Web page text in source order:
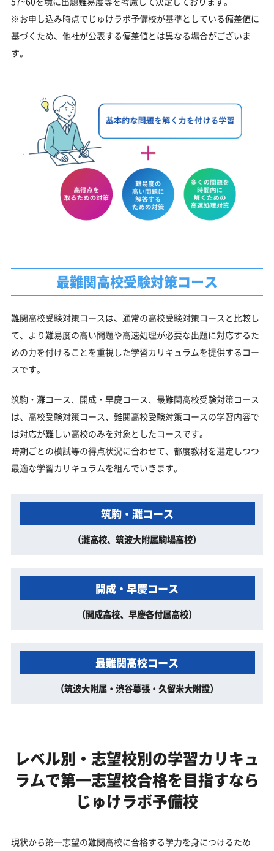
※お申し込み時点でじゅけラボ予備校が基準としている偏差値に
基づくため、他社が公表する偏差値とは異なる場合がございま
す。
最難関高校受験対策コース
難関高校受験対策コースは、通常の高校受験対策コースと比較し
て、より難易度の高い問題や高速処理が必要な出題に対応するた
めの力を付けることを重視した学習カリキュラムを提供するコー
スです。
筑駒・灘コース、開成・早慶コース、最難関高校受験対策コース
は、高校受験対策コース、難関高校受験対策コースの学習内容で
は対応が難しい高校のみを対象としたコースです。
時期ごとの模試等の得点状況に合わせて、都度教材を選定しつつ
最適な学習カリキュラムを組んでいきます。
筑駒・灘コース
（灘高校、筑波大附属駒場高校）
開成・早慶コース
（開成高校、早慶各付属高校）
最難関高校コース
（筑波大附属・渋谷幕張・久留米大附設）
レベル別・志望校別の学習カリキュ
ラムで第一志望校合格を目指すなら
じゅけラボ予備校
現状から第一志望の難関高校に合格する学力を身につけるため